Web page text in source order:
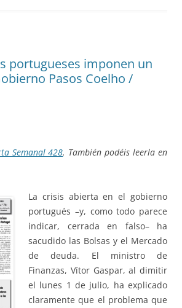
portugueses imponen un
Pasos Coelho /
Semanal 428. También podéis leerla en
La crisis abierta en el gobierno
portugués –y, como todo parece
indicar, cerrada en falso– ha
sacudido las Bolsas y el Mercado
de deuda. El ministro de
Finanzas, Vítor Gaspar, al dimitir
el lunes 1 de julio, ha explicado
claramente que el problema que